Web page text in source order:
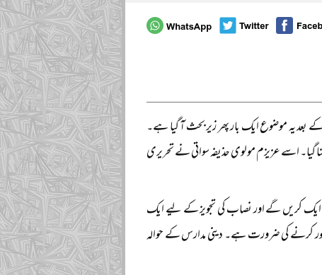
یہ موضوع ایک بار پھر زیر بحث آ گیا ہے۔
گیا۔ اسے عزیزم مولوی حذیفہ سواتی نے تحریری
کریں گے اور نصاب کی تجویز کے لیے ایک
غور کرنے کی ضرورت ہے۔ دینی مدارس کے حوالہ